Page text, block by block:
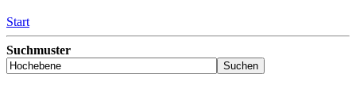
Start
Suchmuster